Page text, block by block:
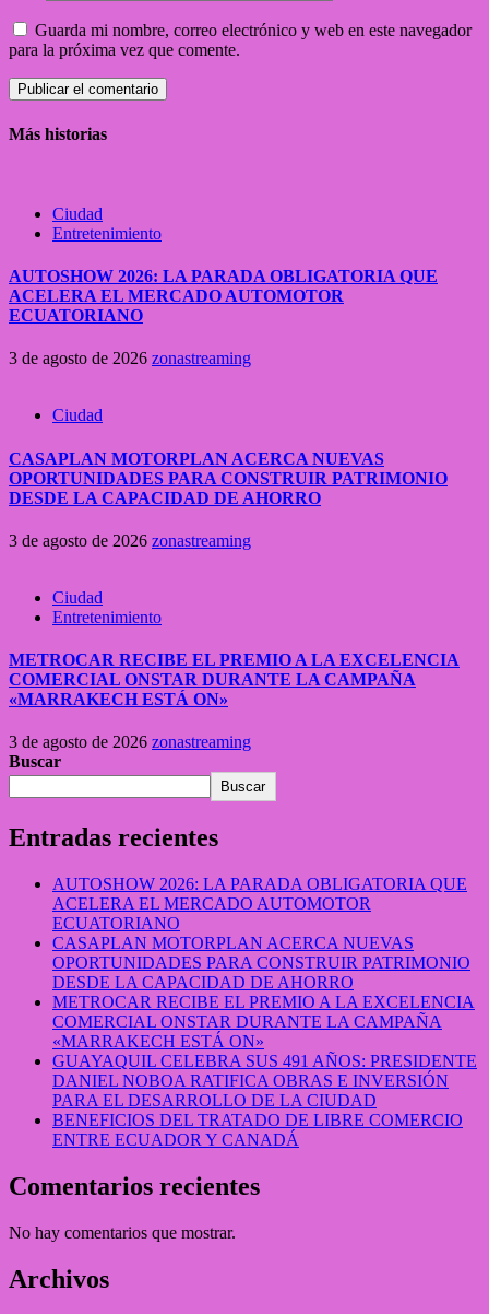
Guarda mi nombre, correo electrónico y web en este navegador
para la próxima vez que comente.
Más historias
Ciudad
Entretenimiento
AUTOSHOW 2026: LA PARADA OBLIGATORIA QUE
ACELERA EL MERCADO AUTOMOTOR
ECUATORIANO
3 de agosto de 2026 zonastreaming
Ciudad
CASAPLAN MOTORPLAN ACERCA NUEVAS
OPORTUNIDADES PARA CONSTRUIR PATRIMONIO
DESDE LA CAPACIDAD DE AHORRO
3 de agosto de 2026 zonastreaming
Ciudad
Entretenimiento
METROCAR RECIBE EL PREMIO A LA EXCELENCIA
COMERCIAL ONSTAR DURANTE LA CAMPAÑA
«MARRAKECH ESTÁ ON»
3 de agosto de 2026 zonastreaming
Buscar
Buscar
Entradas recientes
AUTOSHOW 2026: LA PARADA OBLIGATORIA QUE
ACELERA EL MERCADO AUTOMOTOR
ECUATORIANO
CASAPLAN MOTORPLAN ACERCA NUEVAS
OPORTUNIDADES PARA CONSTRUIR PATRIMONIO
DESDE LA CAPACIDAD DE AHORRO
METROCAR RECIBE EL PREMIO A LA EXCELENCIA
COMERCIAL ONSTAR DURANTE LA CAMPAÑA
«MARRAKECH ESTÁ ON»
GUAYAQUIL CELEBRA SUS 491 AÑOS: PRESIDENTE
DANIEL NOBOA RATIFICA OBRAS E INVERSIÓN
PARA EL DESARROLLO DE LA CIUDAD
BENEFICIOS DEL TRATADO DE LIBRE COMERCIO
ENTRE ECUADOR Y CANADÁ
Comentarios recientes
No hay comentarios que mostrar.
Archivos